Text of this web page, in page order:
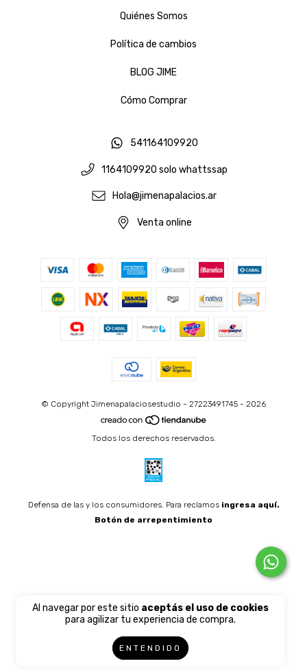
Al navegar por este sitio aceptás el uso de cookies
para agilizar tu experiencia de compra.
ENTENDIDO
Quiénes Somos
Política de cambios
BLOG JIME
Cómo Comprar
541164109920
1164109920 solo whattssap
Hola@jimenapalacios.ar
Venta online
© Copyright Jimenapalaciosestudio - 27223491745 - 2026
Todos los derechos reservados.
Defensa de las y los consumidores. Para reclamos ingresa aquí.
Botón de arrepentimiento